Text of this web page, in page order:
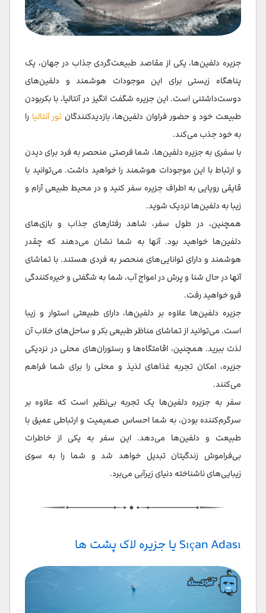
جزیره دلفین‌ها، یکی از مقاصد طبیعت‌گردی جذاب در جهان، یک
پناهگاه زیستی برای این موجودات هوشمند و دلفین‌های
دوست‌داشتنی است. این جزیره شگفت انگیز در آنتالیا، با بکربودن
طبیعت خود و حضور فراوان دلفین‌ها، بازدیدکنندگان تور آنتالیا را
به خود جذب می‌کند.
با سفری به جزیره دلفین‌ها، شما فرصتی منحصر به فرد برای دیدن
و ارتباط با این موجودات هوشمند را خواهید داشت. می‌توانید با
قایقی رویایی به اطراف جزیره سفر کنید و در محیط طبیعی آرام و
زیبا به دلفین‌ها نزدیک شوید.
همچنین، در طول سفر، شاهد رفتارهای جذاب و بازی‌های
دلفین‌ها خواهید بود. آنها به شما نشان می‌دهند که چقدر
هوشمند و دارای توانایی‌های منحصر به فردی هستند. با تماشای
آنها در حال شنا و پرش در امواج آب، شما به شگفتی و خیره‌کنندگی
فرو خواهید رفت.
جزیره دلفین‌ها علاوه بر دلفین‌ها، دارای طبیعتی استوار و زیبا
است. می‌توانید از تماشای مناظر طبیعی بکر و ساحل‌های خلاب آن
لذت ببرید. همچنین، اقامتگاه‌ها و رستوران‌های محلی در نزدیکی
جزیره، امکان تجربه غذاهای لذیذ و محلی را برای شما فراهم
می‌کنند.
سفر به جزیره دلفین‌ها یک تجربه بی‌نظیر است که علاوه بر
سرگرم‌کننده بودن، به شما احساس صمیمیت و ارتباطی عمیق با
طبیعت و دلفین‌ها می‌دهد. این سفر به یکی از خاطرات
بی‌فراموش زندگیتان تبدیل خواهد شد و شما را به سوی
زیبایی‌های ناشناخته دنیای زیرآبی می‌برد.
Sıçan Adası یا جزیره لاک پشت ها